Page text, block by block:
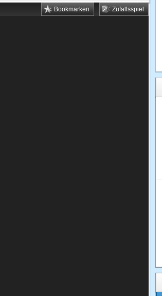
Zufallsspiel
Bookmarken